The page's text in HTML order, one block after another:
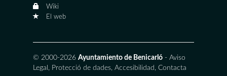
Wiki
El web
© 2000-2026 Ayuntamiento de Benicarló - Aviso
Legal , Protecció de dades, Accesibilidad , Contacta